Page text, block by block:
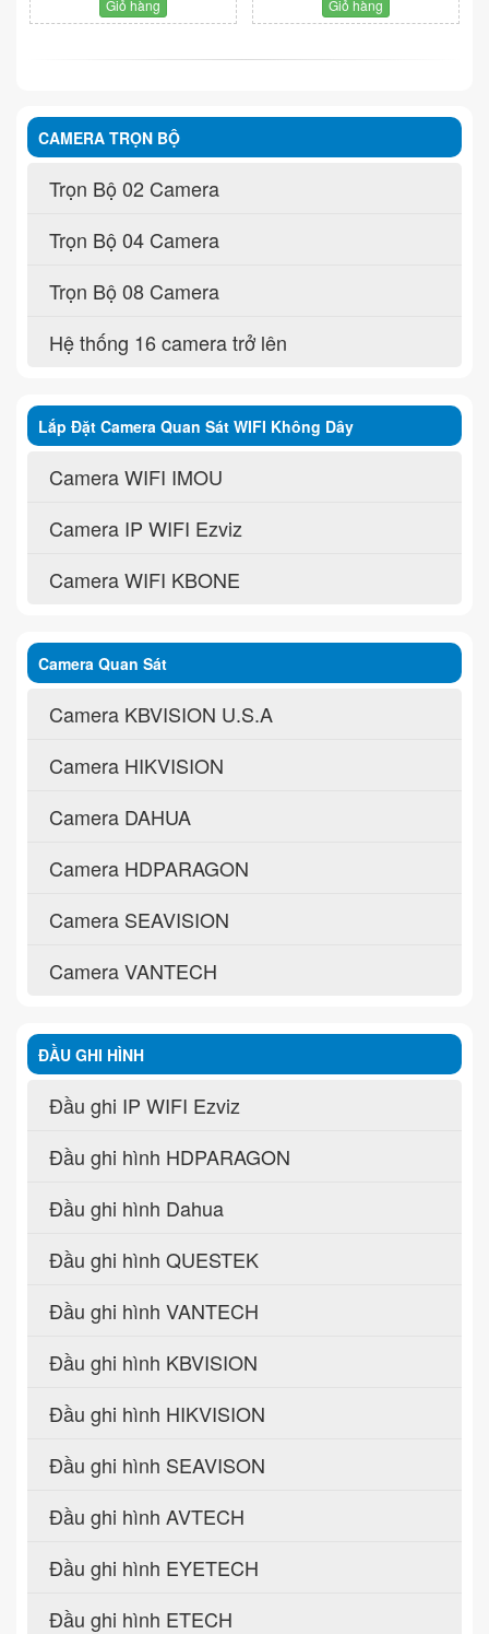
Giỏ hàng Giỏ hàng
CAMERA TRỌN BỘ
Trọn Bộ 02 Camera
Trọn Bộ 04 Camera
Trọn Bộ 08 Camera
Hệ thống 16 camera trở lên
Lắp Đặt Camera Quan Sát WIFI Không Dây
Camera WIFI IMOU
Camera IP WIFI Ezviz
Camera WIFI KBONE
Camera Quan Sát
Camera KBVISION U.S.A
Camera HIKVISION
Camera DAHUA
Camera HDPARAGON
Camera SEAVISION
Camera VANTECH
ĐẦU GHI HÌNH
Đầu ghi IP WIFI Ezviz
Đầu ghi hình HDPARAGON
Đầu ghi hình Dahua
Đầu ghi hình QUESTEK
Đầu ghi hình VANTECH
Đầu ghi hình KBVISION
Đầu ghi hình HIKVISION
Đầu ghi hình SEAVISON
Đầu ghi hình AVTECH
Đầu ghi hình EYETECH
Đầu ghi hình ETECH